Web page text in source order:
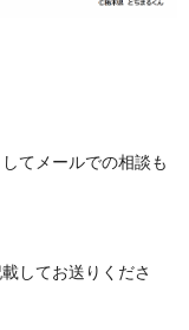
てメールでの相談も
してお送りくださ